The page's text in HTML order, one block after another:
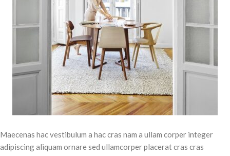
Maecenas hac vestibulum a hac cras nam a ullam corper integer
adipiscing aliquam ornare sed ullamcorper placerat cras cras